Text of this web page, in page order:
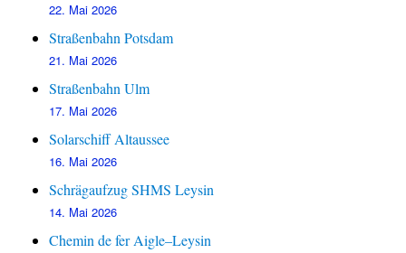
22. Mai 2026
Straßenbahn Potsdam
21. Mai 2026
Straßenbahn Ulm
17. Mai 2026
Solarschiff Altaussee
16. Mai 2026
Schrägaufzug SHMS Leysin
14. Mai 2026
Chemin de fer Aigle–Leysin